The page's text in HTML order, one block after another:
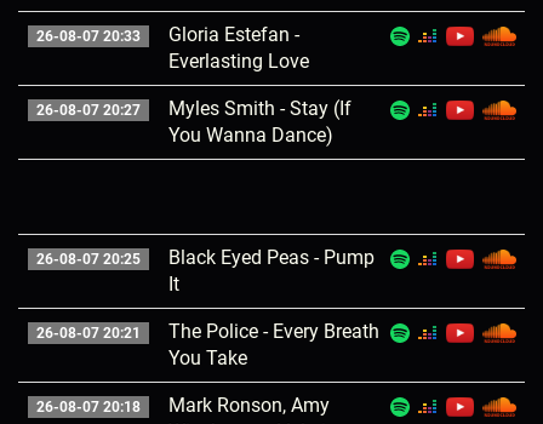
26-08-07 20:33
Gloria Estefan -
Everlasting Love
26-08-07 20:27
Myles Smith - Stay (If
You Wanna Dance)
26-08-07 20:25
Black Eyed Peas - Pump
It
26-08-07 20:21
The Police - Every Breath
You Take
26-08-07 20:18
Mark Ronson, Amy